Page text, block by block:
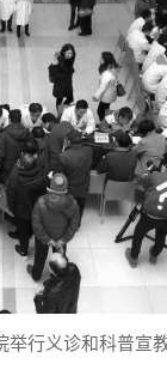
举行义诊和科普宣